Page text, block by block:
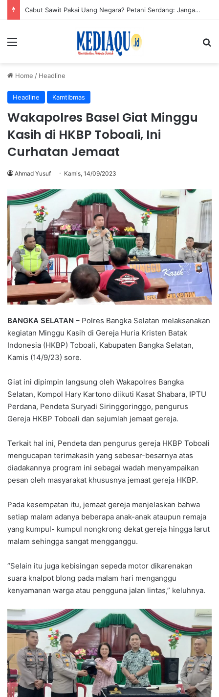
Cabut Sawit Pakai Uang Negara? Petani Serdang: Jangan Ada Persekongkolan
Menu
Home / Headline
Headline Kamtibmas
Wakapolres Basel Giat Minggu
Kasih di HKBP Toboali, Ini
Curhatan Jemaat
Ahmad Yusuf Kamis, 14/09/2023
BANGKA SELATAN – Polres Bangka Selatan melaksanakan
kegiatan Minggu Kasih di Gereja Huria Kristen Batak
Indonesia (HKBP) Toboali, Kabupaten Bangka Selatan,
Kamis (14/9/23) sore.
Giat ini dipimpin langsung oleh Wakapolres Bangka
Selatan, Kompol Hary Kartono diikuti Kasat Shabara, IPTU
Perdana, Pendeta Suryadi Siringgoringgo, pengurus
Gereja HKBP Toboali dan sejumlah jemaat gereja.
Terkait hal ini, Pendeta dan pengurus gereja HKBP Toboali
mengucapan terimakasih yang sebesar-besarnya atas
diadakannya program ini sebagai wadah menyampaikan
pesan oleh masyarakat khususnya jemaat gereja HKBP.
Pada kesempatan itu, jemaat gereja menjelaskan bahwa
setiap malam adanya beberapa anak-anak ataupun remaja
yang kumpul- kumpul nongkrong dekat gereja hingga larut
malam sehingga sangat mengganggu.
“Selain itu juga kebisingan sepeda motor dikarenakan
suara knalpot blong pada malam hari menganggu
kenyamanan warga atau pengguna jalan lintas,” keluhnya.